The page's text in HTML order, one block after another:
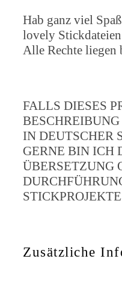
Hab ganz viel
lovely
Alle Rechte liegen
FALLS DIESES
IN DEUTSCHER
GERNE BIN ICH
ÜBERSETZUNG
Zusätzliche